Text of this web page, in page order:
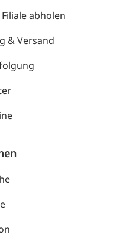
abholen
& Versand